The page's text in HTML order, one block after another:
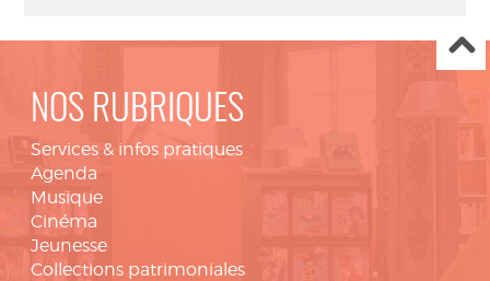
NOS RUBRIQUES
Services & infos pratiques
Agenda
Musique
Cinéma
Jeunesse
Collections patrimoniales